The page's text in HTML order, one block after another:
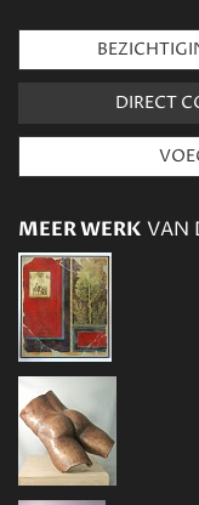
DIRECT
MEER WERK VAN